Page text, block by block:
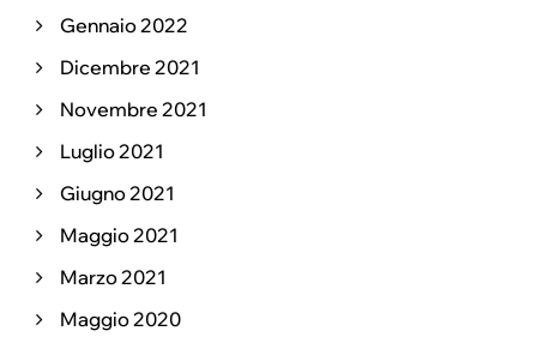
Gennaio 2022
Dicembre 2021
Novembre 2021
Luglio 2021
Giugno 2021
Maggio 2021
Marzo 2021
Maggio 2020